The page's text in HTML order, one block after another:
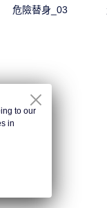
危險替身_03
to our
in